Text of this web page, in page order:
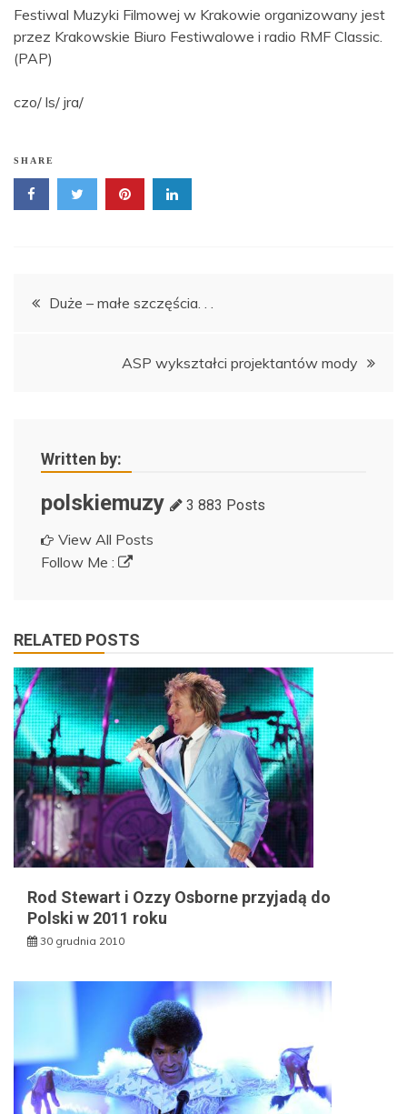
Festiwal Muzyki Filmowej w Krakowie organizowany jest
przez Krakowskie Biuro Festiwalowe i radio RMF Classic.
(PAP)
czo/ ls/ jra/
SHARE
Nawigacja
Duże – małe szczęścia. . .
ASP wykształci projektantów mody
Written by:
polskiemuzy 3 883 Posts
View All Posts
Follow Me :
RELATED POSTS
Rod Stewart i Ozzy Osborne przyjadą do
Polski w 2011 roku
30 grudnia 2010